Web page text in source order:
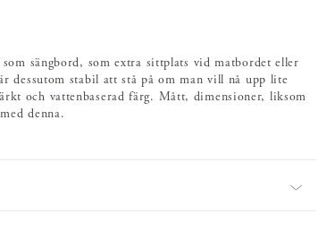
sängbord, som extra sittplats vid matbordet eller
dessutom stabil att stå på om man vill nå upp lite
och vattenbaserad färg. Mått, dimensioner, liksom
denna.